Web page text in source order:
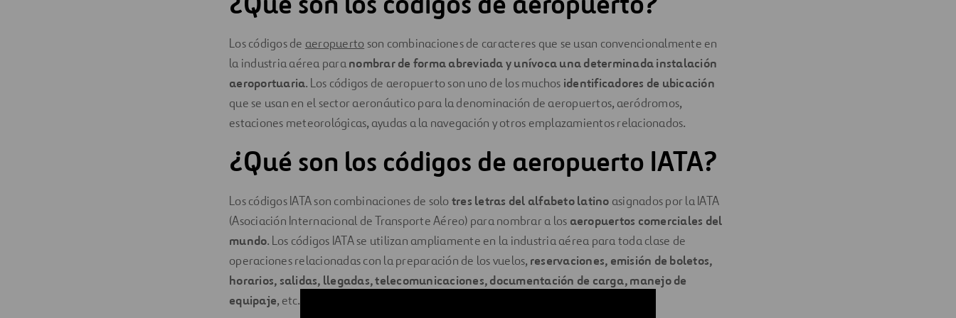
Digitalización
Automatización
Ingeniería
Los códigos de aeropuerto son combinaciones de caracteres que se usan convencionalmente en
la industria aérea paranombrar de forma abreviada y unívoca una determinada instalación
aeroportuaria. Los códigos de aeropuerto son uno de los muchos identificadores de ubicación
que se usan en el sector aeronáutico para la denominación de aeropuertos, aeródromos,
estaciones meteorológicas, ayudas a la navegación y otros emplazamientos relacionados.
¿Qué son los códigos de aeropuerto IATA?
Los códigos IATA son combinaciones de solotres letras del alfabeto latino asignados por la IATA
(Asociación Internacional de Transporte Aéreo) para nombrar a los aeropuertos comerciales del
mundo. Los códigos IATA se utilizan ampliamente en la industria aérea para toda clase de
operaciones relacionadas con la preparación de los vuelos, reservaciones, emisión de boletos,
horarios, salidas, llegadas, telecomunicaciones, documentación de carga, manejo de
equipaje, etc.